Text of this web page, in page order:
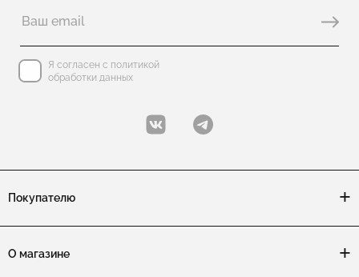
Я согласен с политикой
обработки данных
Покупателю
О магазине